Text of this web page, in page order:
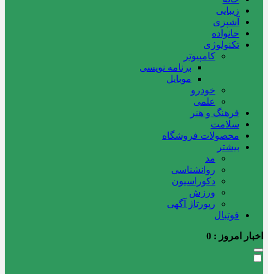
زیبایی
آشپزی
خانواده
تکنولوژی
کامپیوتر
برنامه نویسی
موبایل
خودرو
علمی
فرهنگ و هنر
سلامت
محصولات فروشگاه
بیشتر
مد
روانشناسی
دکوراسیون
ورزش
رپورتاژ آگهی
فوتبال
اخبار امروز : 0